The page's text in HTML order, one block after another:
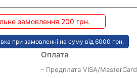
замовлення 200 грн.
при замовленні на суму від 6000 грн.
Оплата
- Предплата VISA/MasterCard